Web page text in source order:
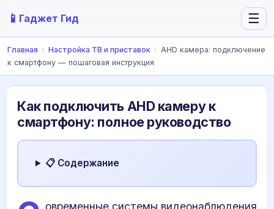
📱 Гаджет Гид ☰
Главная › Настройка ТВ и приставок › AHD камера: подключение
к смартфону — пошаговая инструкция
Как подключить AHD камеру к
смартфону: полное руководство
📋 Содержание
овременные системы видеонаблюдения